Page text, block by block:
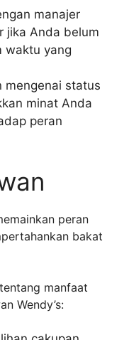
manajer
jika Anda belum
waktu yang
mengenai status
minat Anda
peran
peran
bakat
manfaat
Wendy’s: